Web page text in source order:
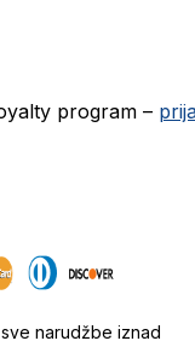
program –
narudžbe iznad